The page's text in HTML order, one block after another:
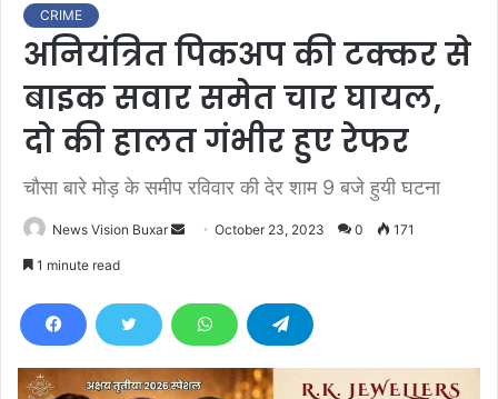
CRIME
अनियंत्रित पिकअप की टक्कर से
बाइक सवार समेत चार घायल,
दो की हालत गंभीर हुए रेफर
चौसा बारे मोड़ के समीप रविवार की देर शाम 9 बजे हुयी घटना
News Vision Buxar
d
e
October 23, 2023 0 171
1 minute read